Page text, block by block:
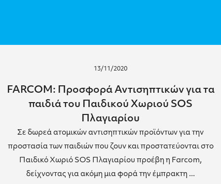
13/11/2020
FARCOM: Προσφορά Αντισηπτικών για τα
παιδιά του Παιδικού Χωριού SOS
Πλαγιαρίου
Σε δωρεά ατομικών αντισηπτικών προϊόντων για την
προστασία των παιδιών που ζουν και προστατεύονται στο
Παιδικό Χωριό SOS Πλαγιαρίου προέβη η Farcom,
δείχνοντας για ακόμη μια φορά την έμπρακτη ...